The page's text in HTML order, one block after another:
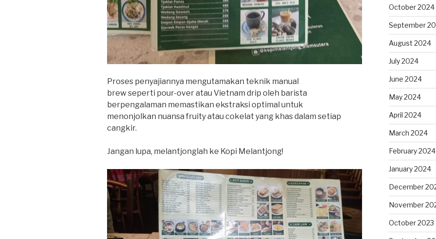
Proses penyajiannya mengutamakan teknik manual
brew seperti pour-over atau Vietnam drip oleh barista
berpengalaman memastikan ekstraksi optimal untuk
menonjolkan nuansa fruity atau cokelat yang khas dalam setiap
cangkir.
Jangan lupa, melantjonglah ke Kopi Melantjong!
October 2024
September
August 2024
July 2024
June 2024
May 2024
April 2024
March 2024
February 2024
January 2024
December
November
October 2023